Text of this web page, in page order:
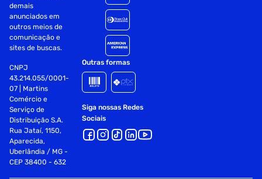
demais
anunciados em
outros meios de
comunicação e
sites de buscas.
CNPJ
43.214.055/0001-
07 | Martins
Comércio e
Serviço de
Distribuição S.A.
Rua Jataí, 1150,
Aparecida,
Uberlândia / MG -
CEP 38400 - 632
Outras formas
Siga nossas Redes
Sociais